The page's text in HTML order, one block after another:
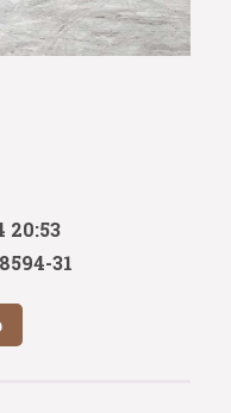
20:53
31